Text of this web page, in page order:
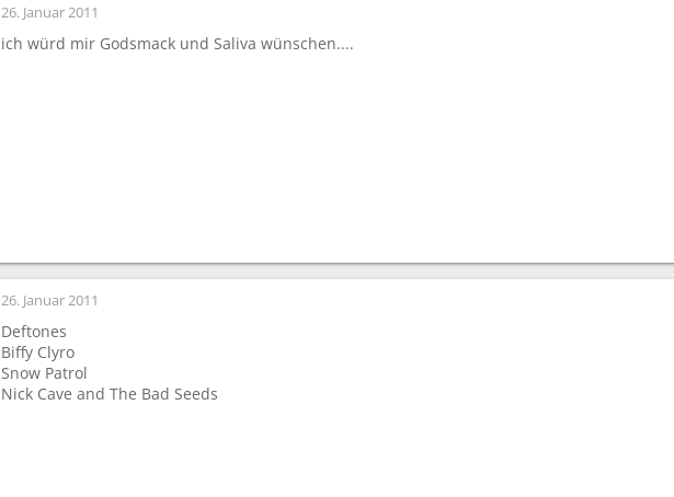
26. Januar 2011
ich würd mir Godsmack und Saliva wünschen....
26. Januar 2011
Deftones
Biffy Clyro
Snow Patrol
Nick Cave and The Bad Seeds